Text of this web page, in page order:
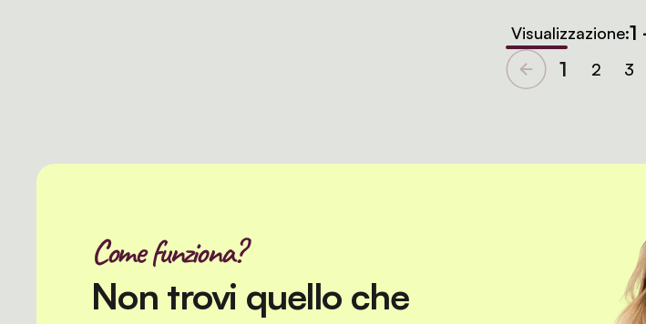
Visualizzazione:1
1 2 3
Come funziona?
Non trovi quello che